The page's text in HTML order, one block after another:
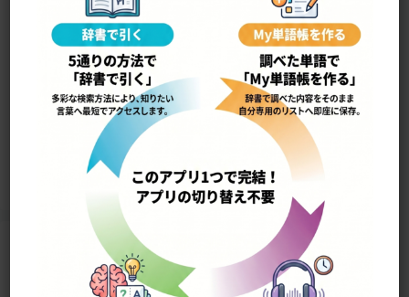
まだ〜するな
このサイトについて